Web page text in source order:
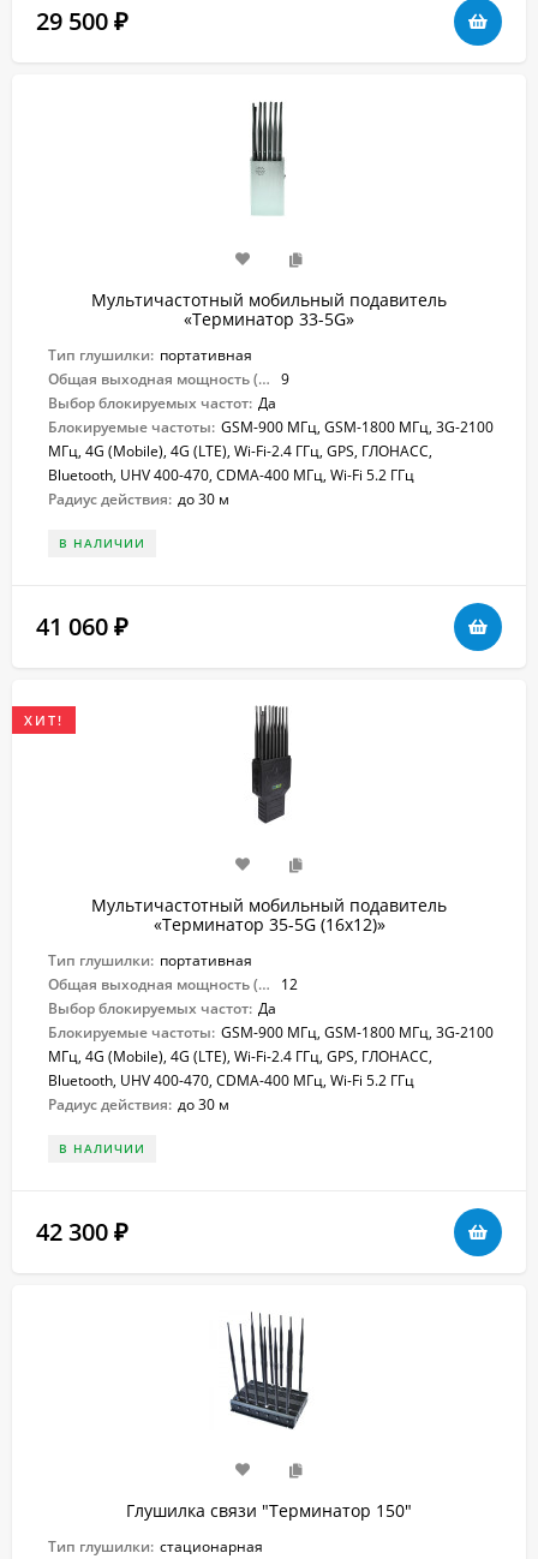
29 500 ₽
Мультичастотный мобильный подавитель
«Терминатор 33-5G»
Тип глушилки: портативная
Общая выходная мощность (Вт): 9
Выбор блокируемых частот: Да
Блокируемые частоты: GSM-900 МГц, GSM-1800 МГц, 3G-2100
МГц, 4G (Mobile), 4G (LTE), Wi-Fi-2.4 ГГц, GPS, ГЛОНАСС,
Bluetooth, UHV 400-470, CDMA-400 МГц, Wi-Fi 5.2 ГГц
Радиус действия: до 30 м
В НАЛИЧИИ
41 060 ₽
ХИТ!
Мультичастотный мобильный подавитель
«Терминатор 35-5G (16х12)»
Тип глушилки: портативная
Общая выходная мощность (Вт):
12
Выбор блокируемых частот: Да
Блокируемые частоты: GSM-900 МГц, GSM-1800 МГц, 3G-2100
МГц, 4G (Mobile), 4G (LTE), Wi-Fi-2.4 ГГц, GPS, ГЛОНАСС,
Bluetooth, UHV 400-470, CDMA-400 МГц, Wi-Fi 5.2 ГГц
Радиус действия: до 30 м
В НАЛИЧИИ
42 300 ₽
Глушилка связи "Терминатор 150"
Тип глушилки: стационарная